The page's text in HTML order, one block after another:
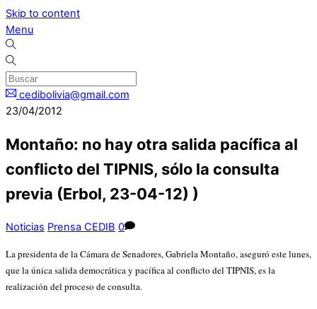
Skip to content
Menu
cedibolivia@gmail.com
23/04/2012
Montaño: no hay otra salida pacífica al
conflicto del TIPNIS, sólo la consulta
previa (Erbol, 23-04-12) )
Noticias Prensa CEDIB 0
La presidenta de la Cámara de Senadores, Gabriela Montaño, aseguró este lunes,
que la única salida democrática y pacífica al conflicto del TIPNIS, es la
realización del proceso de consulta.